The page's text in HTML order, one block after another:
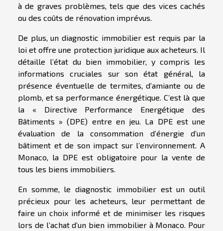
à de graves problèmes, tels que des vices cachés
ou des coûts de rénovation imprévus.
De plus, un diagnostic immobilier est requis par la
loi et offre une protection juridique aux acheteurs. Il
détaille l’état du bien immobilier, y compris les
informations cruciales sur son état général, la
présence éventuelle de termites, d’amiante ou de
plomb, et sa performance énergétique. C’est là que
la « Directive Performance Energétique des
Bâtiments » (DPE) entre en jeu. La DPE est une
évaluation de la consommation d’énergie d’un
bâtiment et de son impact sur l’environnement. A
Monaco, la DPE est obligatoire pour la vente de
tous les biens immobiliers.
En somme, le diagnostic immobilier est un outil
précieux pour les acheteurs, leur permettant de
faire un choix informé et de minimiser les risques
lors de l’achat d’un bien immobilier à Monaco. Pour